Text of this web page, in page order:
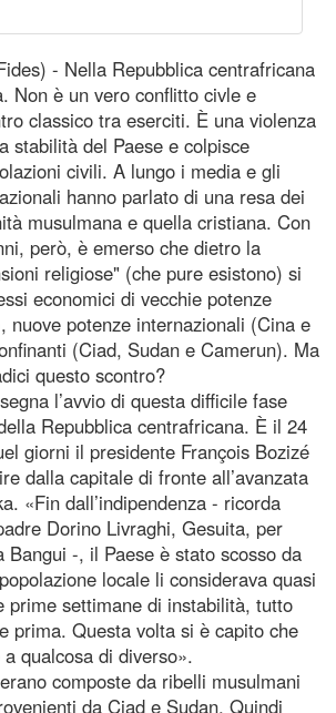
- Nella Repubblica centrafricana
Non è un vero conflitto civle e
classico tra eserciti. È una violenza
stabilità del Paese e colpisce
civili. A lungo i media e gli
hanno parlato di una resa dei
musulmana e quella cristiana. Con
però, è emerso che dietro la
religiose" (che pure esistono) si
economici di vecchie potenze
nuove potenze internazionali (Cina e
(Ciad, Sudan e Camerun). Ma
questo scontro?
l’avvio di questa difficile fase
Repubblica centrafricana. È il 24
giorni il presidente François Bozizé
dalla capitale di fronte all’avanzata
«Fin dall’indipendenza - ricorda
Dorino Livraghi, Gesuita, per
Bangui -, il Paese è stato scosso da
locale li considerava quasi
prime settimane di instabilità, tutto
prima. Questa volta si è capito che
qualcosa di diverso».
composte da ribelli musulmani
da Ciad e Sudan. Quindi